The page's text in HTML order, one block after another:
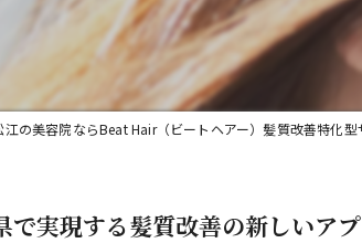
江の美容院ならBeat Hair（ビートヘアー）髪質改善特化型
で実現する髪質改善の新しいア